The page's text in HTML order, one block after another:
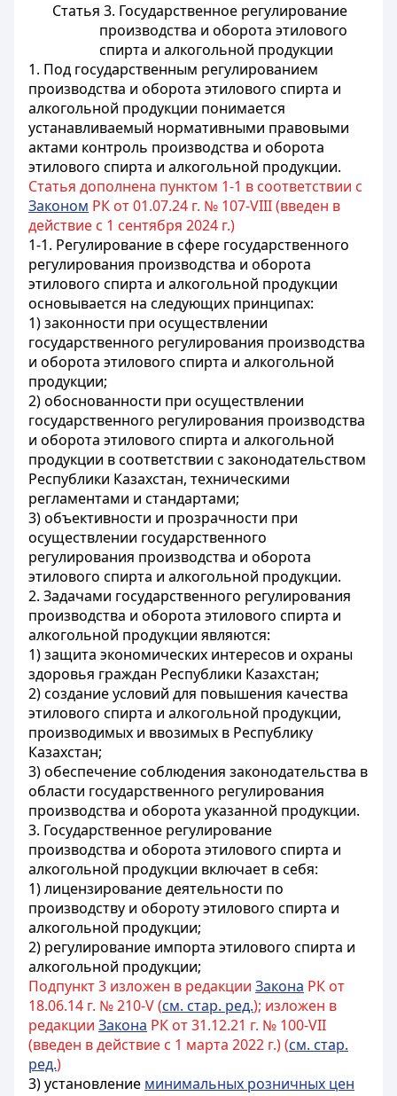
Статья 3. Государственное регулирование
производства и оборота этилового
спирта и алкогольной продукции
1. Под государственным регулированием
производства и оборота этилового спирта и
алкогольной продукции понимается
устанавливаемый нормативными правовыми
актами контроль производства и оборота
этилового спирта и алкогольной продукции.
Статья дополнена пунктом 1-1 в соответствии с
Законом РК от 01.07.24 г. № 107-VIII (введен в
действие с 1 сентября 2024 г.)
1-1. Регулирование в сфере государственного
регулирования производства и оборота
этилового спирта и алкогольной продукции
основывается на следующих принципах:
1) законности при осуществлении
государственного регулирования производства
и оборота этилового спирта и алкогольной
продукции;
2) обоснованности при осуществлении
государственного регулирования производства
и оборота этилового спирта и алкогольной
продукции в соответствии с законодательством
Республики Казахстан, техническими
регламентами и стандартами;
3) объективности и прозрачности при
осуществлении государственного
регулирования производства и оборота
этилового спирта и алкогольной продукции.
2. Задачами государственного регулирования
производства и оборота этилового спирта и
алкогольной продукции являются:
1) защита экономических интересов и охраны
здоровья граждан Республики Казахстан;
2) создание условий для повышения качества
этилового спирта и алкогольной продукции,
производимых и ввозимых в Республику
Казахстан;
3) обеспечение соблюдения законодательства в
области государственного регулирования
производства и оборота указанной продукции.
3. Государственное регулирование
производства и оборота этилового спирта и
алкогольной продукции включает в себя:
1) лицензирование деятельности по
производству и обороту этилового спирта и
алкогольной продукции;
2) регулирование импорта этилового спирта и
алкогольной продукции;
Подпункт 3 изложен в редакции Закона РК от
18.06.14 г. № 210-V (см. стар. ред.); изложен в
редакции Закона РК от 31.12.21 г. № 100-VII
(введен в действие с 1 марта 2022 г.) (см. стар.
ред.)
3) установление минимальных розничных цен